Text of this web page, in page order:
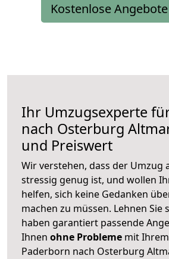
Kostenlose
Ihr Umzugsexperte
nach Osterburg
und Preiswert
Wir verstehen, dass der Umzug
stressig genug ist, und wollen
helfen, sich keine Gedanken
machen zu müssen. Lehnen Sie
haben garantiert passende
Ihnen ohne Probleme mit
Paderborn nach Osterburg